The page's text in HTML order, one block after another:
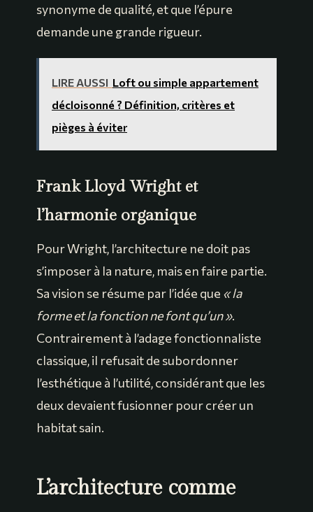
synonyme de qualité, et que l’épure
demande une grande rigueur.
LIRE AUSSI Loft ou simple appartement
décloisonné ? Définition, critères et
pièges à éviter
Frank Lloyd Wright et
l’harmonie organique
Pour Wright, l’architecture ne doit pas
s’imposer à la nature, mais en faire partie.
Sa vision se résume par l’idée que « la
forme et la fonction ne font qu’un ».
Contrairement à l’adage fonctionnaliste
classique, il refusait de subordonner
l’esthétique à l’utilité, considérant que les
deux devaient fusionner pour créer un
habitat sain.
L’architecture comme